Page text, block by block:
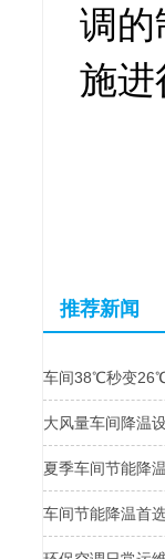
调的
施进
推荐新闻
车间38℃秒变
大风量车间降温
夏季车间节能降
车间节能降温首